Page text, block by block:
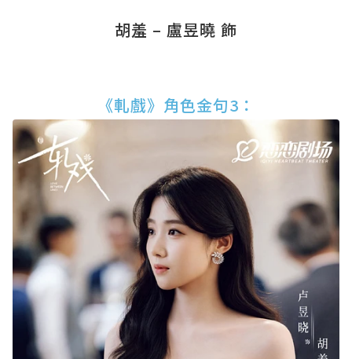
胡羞 – 盧昱曉 飾
《軋戲》角色金句3：